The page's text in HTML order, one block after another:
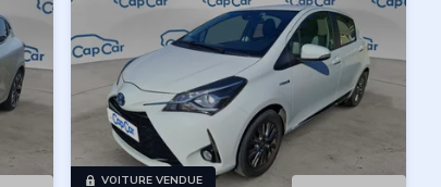
VOITURE VENDUE